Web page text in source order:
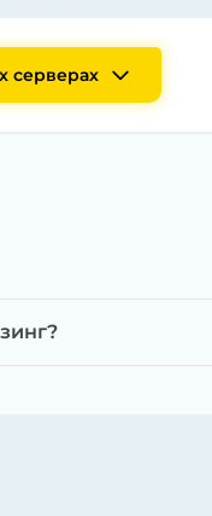
серверах
с